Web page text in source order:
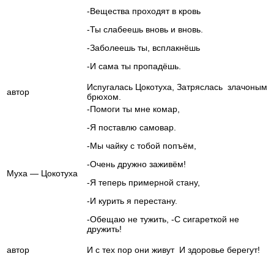
-Вещества проходят в кровь
-Ты слабеешь вновь и вновь.
-Заболеешь ты, всплакнёшь
-И сама ты пропадёшь.
автор
Испугалась Цокотуха, Затряслась злачоным
брюхом.
Муха — Цокотуха
-Помоги ты мне комар,
-Я поставлю самовар.
-Мы чайку с тобой попъём,
-Очень дружно заживём!
-Я теперь примерной стану,
-И курить я перестану.
-Обещаю не тужить, -С сигареткой не
дружить!
автор И с тех пор они живут И здоровье берегут!